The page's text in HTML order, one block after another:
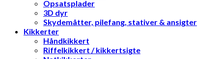
Opsatsplader
3D dyr
Skydemåtter, pilefang, stativer & ansigter
Kikkerter
Håndkikkert
Riffelkikkert / kikkertsigte